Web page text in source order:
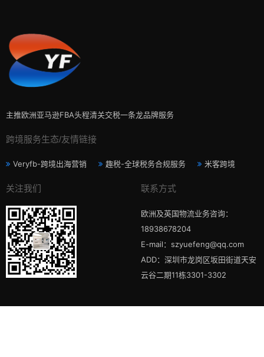
主推欧洲亚马逊FBA头程清关交税一条龙品牌服务
跨境服务生态/友情链接
Veryfb-跨境出海营销 趣税-全球税务合规服务 米客跨境
关注我们 联系方式
欧洲及英国物流业务咨询：
18938678204
E-mail：szyuefeng@qq.com
ADD：深圳市龙岗区坂田街道天安
云谷二期11栋3301-3302